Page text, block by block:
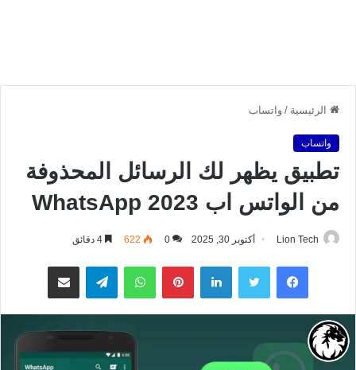
الرئيسية / واتساب
واتساب
تطبيق يظهر لك الرسائل المحذوفة
من الواتس اب WhatsApp 2023
Lion Tech أكتوبر 30, 2025 0
622
فيسبوك تويتر لينكدإن بينتيريستواتساب تيلقرام مشاركة عبر البريد